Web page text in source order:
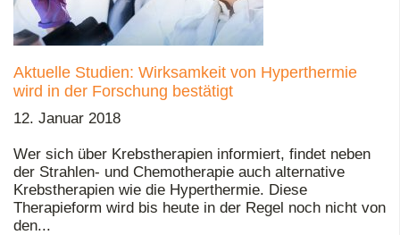
Aktuelle Studien: Wirksamkeit von Hyperthermie
wird in der Forschung bestätigt
12. Januar 2018
Wer sich über Krebstherapien informiert, findet neben
der Strahlen- und Chemotherapie auch alternative
Krebstherapien wie die Hyperthermie. Diese
Therapieform wird bis heute in der Regel noch nicht von
den...